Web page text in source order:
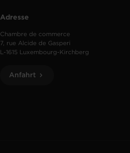
Adresse
Chambre de commerce
7, rue Alcide de Gasperi
L-1615 Luxembourg-Kirchberg
Anfahrt